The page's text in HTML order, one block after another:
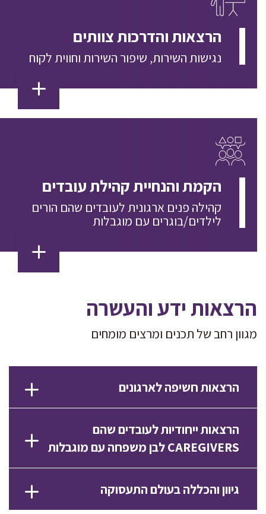
הרצאות והדרכות צוותים
נגישות השירות, שיפור השירות וחווית לקוח
הקמת והנחיית קהילת עובדים
קהילה פנים ארגונית לעובדים שהם הורים
לילדים/בוגרים עם מוגבלות
הרצאות ידע והעשרה
מגוון רחב של תכנים ומרצים מומחים
הרצאות חשיפה לארגונים
הרצאות ייחודיות לעובדים שהם
CAREGIVERS לבן משפחה עם מוגבלות
גיוון והכללה בעולם התעסוקה